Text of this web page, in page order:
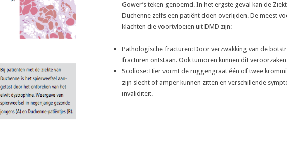
Gower’s teken genoemd. In het ergste geval kan de
Duchenne zelfs een patiënt doen overlijden. De meest
klachten die voortvloeien uit DMD zijn:
Pathologische fracturen: Door verzwakking van de
fracturen ontstaan. Ook tumoren kunnen dit
Scoliose: Hier vormt de ruggengraat één of twee
zijn slecht of amper kunnen zitten en verschillende
invaliditeit.